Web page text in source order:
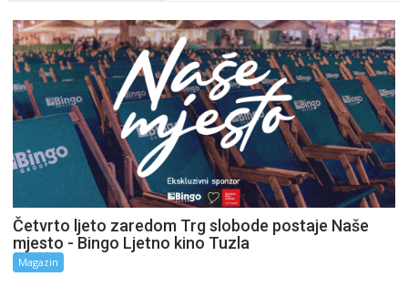
Četvrto ljeto zaredom Trg slobode postaje Naše
mjesto - Bingo Ljetno kino Tuzla
Magazin